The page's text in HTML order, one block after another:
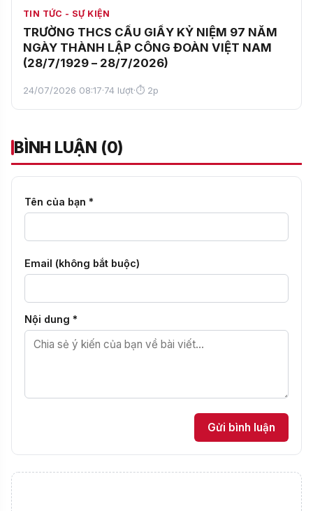
TIN TỨC - SỰ KIỆN
TRƯỜNG THCS CẦU GIẤY KỶ NIỆM 97 NĂM
NGÀY THÀNH LẬP CÔNG ĐOÀN VIỆT NAM
(28/7/1929 – 28/7/2026)
24/07/2026 08:17·74 lượt·⏱ 2p
BÌNH LUẬN (0)
Tên của bạn *
Email (không bắt buộc)
Nội dung *
Gửi bình luận